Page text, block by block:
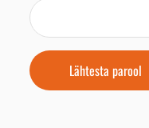
Lähtesta parool